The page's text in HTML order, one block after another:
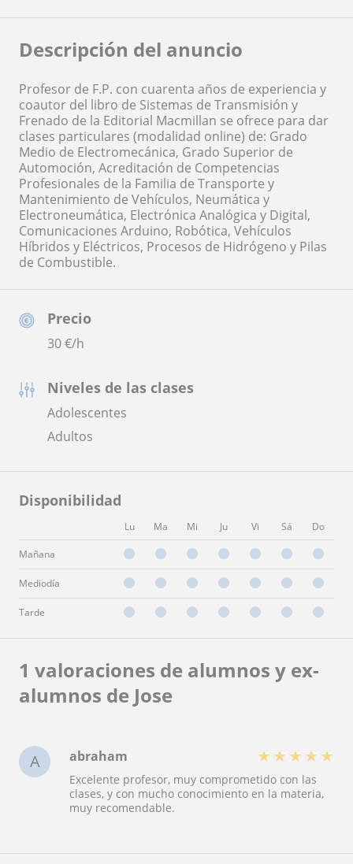
Precio
30€/h
Niveles de las clases
Adolescentes
Adultos
Disponibilidad
Lu Ma Mi Ju Vi Sá Do
Mañana
Mediodía
Tarde
Descripción del anuncio
Profesor de F.P. con cuarenta años de experiencia y
coautor del libro de Sistemas de Transmisión y
Frenado de la Editorial Macmillan se ofrece para dar
clases particulares (modalidad online) de: Grado
Medio de Electromecánica, Grado Superior de
Automoción, Acreditación de Competencias
Profesionales de la Familia de Transporte y
Mantenimiento de Vehículos, Neumática y
Electroneumática, Electrónica Analógica y Digital,
Comunicaciones Arduino, Robótica, Vehículos
Híbridos y Eléctricos, Procesos de Hidrógeno y Pilas
de Combustible.
1 valoraciones de alumnos y ex-
alumnos de Jose
A abraham ★ ★ ★ ★ ★
Excelente profesor, muy comprometido con las
clases, y con mucho conocimiento en la materia,
muy recomendable.